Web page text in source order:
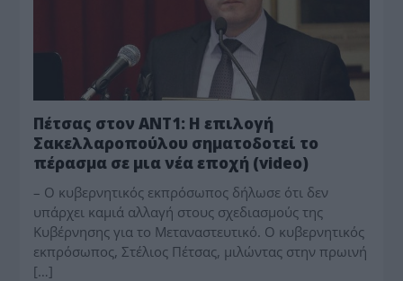
Πέτσας στον ΑΝΤ1: H επιλογή
Σακελλαροπούλου σηματοδοτεί το
πέρασμα σε μια νέα εποχή (video)
– Ο κυβερνητικός εκπρόσωπος δήλωσε ότι δεν
υπάρχει καμιά αλλαγή στους σχεδιασμούς της
Κυβέρνησης για το Μεταναστευτικό. Ο κυβερνητικός
εκπρόσωπος, Στέλιος Πέτσας, μιλώντας στην πρωινή
[…]